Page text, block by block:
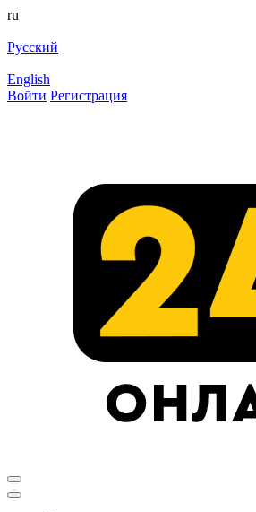
ru
Русский
English
Войти Регистрация